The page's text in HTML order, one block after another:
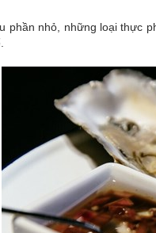
Emagazine
phần nhỏ, những loại thực